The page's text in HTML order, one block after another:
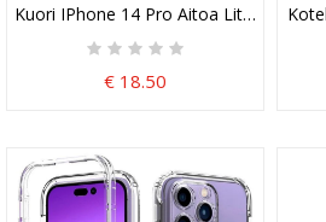
Kuori IPhone 14 Pro Aitoa Litsi-Nahkaa
€ 18.50